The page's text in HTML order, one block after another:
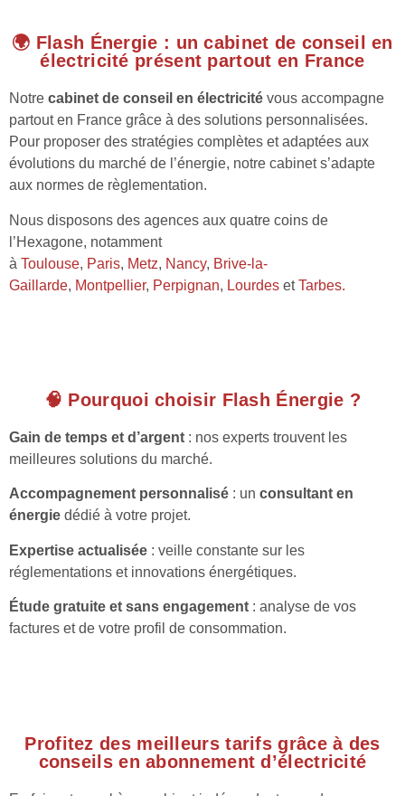
🌍 Flash Énergie : un cabinet de conseil en
électricité présent partout en France
Notre cabinet de conseil en électricité vous accompagne
partout en France grâce à des solutions personnalisées.
Pour proposer des stratégies complètes et adaptées aux
évolutions du marché de l’énergie, notre cabinet s’adapte
aux normes de règlementation.
Nous disposons des agences aux quatre coins de
l’Hexagone, notamment
à Toulouse, Paris, Metz, Nancy, Brive-la-
Gaillarde, Montpellier, Perpignan, Lourdes etTarbes.
🧠 Pourquoi choisir Flash Énergie ?
Gain de temps et d’argent : nos experts trouvent les
meilleures solutions du marché.
Accompagnement personnalisé : un consultant en
énergie dédié à votre projet.
Expertise actualisée : veille constante sur les
réglementations et innovations énergétiques.
Étude gratuite et sans engagement : analyse de vos
factures et de votre profil de consommation.
Profitez des meilleurs tarifs grâce à des
conseils en abonnement d’électricité